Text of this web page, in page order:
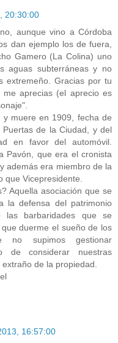
20:30:00
aunque vino a Córdoba
dan ejemplo los de fuera,
Gamero (La Colina) uno
aguas subterráneas y no
extremeño. Gracias por tu
aprecias (el aprecio es
y muere en 1909, fecha de
de la Ciudad, y del
en favor del automóvil.
Pavón, que era el cronista
además era miembro de la
que Vicepresidente.
Aquella asociación que se
la defensa del patrimonio
barbaridades que se
duerme el sueño de los
supimos gestionar
de considerar nuestras
de la propiedad.
16:57:00